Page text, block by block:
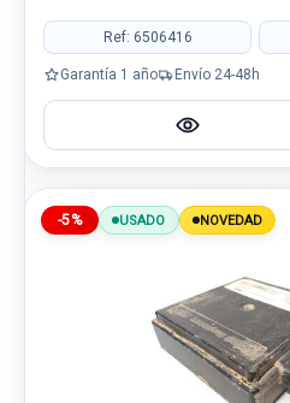
Ref: 6506416
Garantía 1 año Envío 24-48h
-5% USADO NOVEDAD